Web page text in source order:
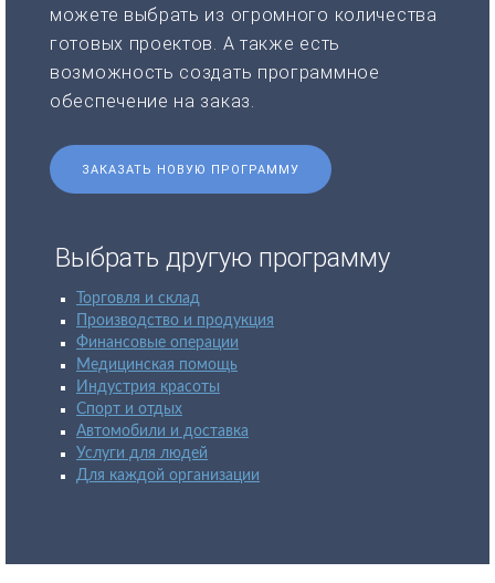
можете выбрать из огромного количества
готовых проектов. А также есть
возможность создать программное
обеспечение на заказ.
ЗАКАЗАТЬ НОВУЮ ПРОГРАММУ
Выбрать другую программу
Торговля и склад
Производство и продукция
Финансовые операции
Медицинская помощь
Индустрия красоты
Спорт и отдых
Автомобили и доставка
Услуги для людей
Для каждой организации